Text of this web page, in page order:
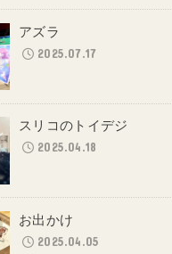
アズラ
2025.07.17
スリコのトイデジ
2025.04.18
お出かけ
2025.04.05